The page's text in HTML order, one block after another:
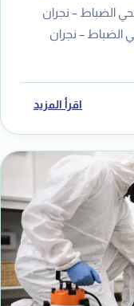
بحي الضباط – نجران
بحي الضباط – نجران
اقرأ المزيد